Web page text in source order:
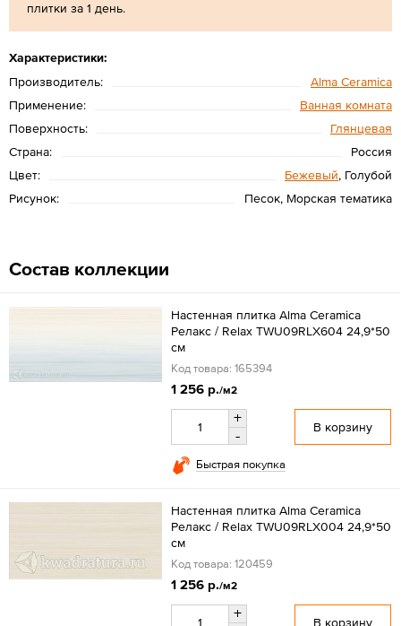
плитки за 1 день.
Характеристики:
Производитель:
Alma Ceramica
Применение:
Ванная комната
Поверхность:
Глянцевая
Страна:
Россия
Цвет:
Бежевый, Голубой
Рисунок:
Песок, Морская тематика
Состав коллекции
Настенная плитка Alma Ceramica
Релакс / Relax TWU09RLX604 24,9*50
см
Код товара: 165394
1 256 р./м2
+
-
В корзину
Быстрая покупка
Настенная плитка Alma Ceramica
Релакс / Relax TWU09RLX004 24,9*50
см
Код товара: 120459
1 256 р./м2
+
В корзину